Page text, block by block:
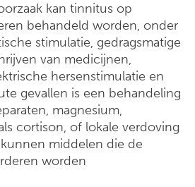
kan tinnitus op
behandeld worden, onder
stimulatie, gedragsmatige
van medicijnen,
hersenstimulatie en
gevallen is een behandeling
magnesium,
cortison, of lokale verdoving
middelen die de
worden